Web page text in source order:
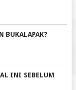
BUKALAPAK?
INI SEBELUM